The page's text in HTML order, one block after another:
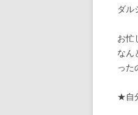
ダル
お忙
なん
った
★自